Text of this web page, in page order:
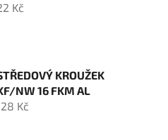
Kč
KROUŽEK
NW 16 FKM AL
Kč